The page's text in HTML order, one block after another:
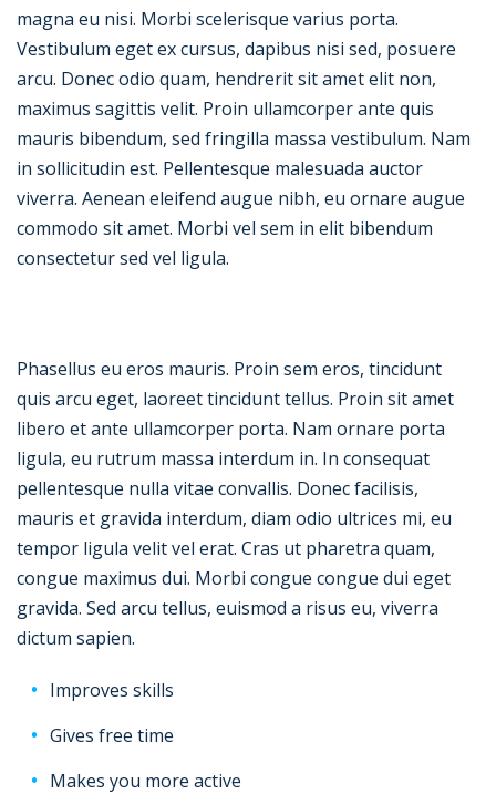
magna eu nisi. Morbi scelerisque varius porta.
Vestibulum eget ex cursus, dapibus nisi sed, posuere
arcu. Donec odio quam, hendrerit sit amet elit non,
maximus sagittis velit. Proin ullamcorper ante quis
mauris bibendum, sed fringilla massa vestibulum. Nam
in sollicitudin est. Pellentesque malesuada auctor
viverra. Aenean eleifend augue nibh, eu ornare augue
commodo sit amet. Morbi vel sem in elit bibendum
consectetur sed vel ligula.
Phasellus eu eros mauris. Proin sem eros, tincidunt
quis arcu eget, laoreet tincidunt tellus. Proin sit amet
libero et ante ullamcorper porta. Nam ornare porta
ligula, eu rutrum massa interdum in. In consequat
pellentesque nulla vitae convallis. Donec facilisis,
mauris et gravida interdum, diam odio ultrices mi, eu
tempor ligula velit vel erat. Cras ut pharetra quam,
congue maximus dui. Morbi congue congue dui eget
gravida. Sed arcu tellus, euismod a risus eu, viverra
dictum sapien.
Improves skills
Gives free time
Makes you more active